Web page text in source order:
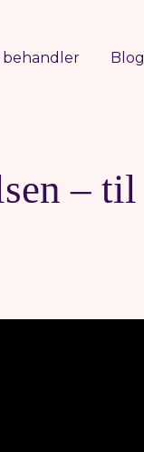
behandler Blog
– til